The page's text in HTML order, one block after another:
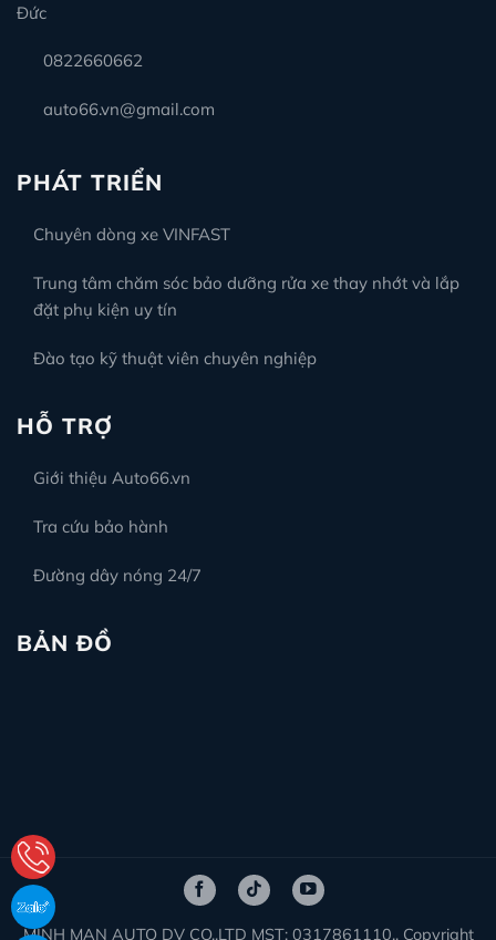
Đức
0822660662
auto66.vn@gmail.com
PHÁT TRIỂN
Chuyên dòng xe VINFAST
Trung tâm chăm sóc bảo dưỡng rửa xe thay nhớt và lắp
đặt phụ kiện uy tín
Đào tạo kỹ thuật viên chuyên nghiệp
HỖ TRỢ
Giới thiệu Auto66.vn
Tra cứu bảo hành
Đường dây nóng 24/7
BẢN ĐỒ
MINH MAN AUTO DV CO.,LTD MST: 0317861110., Copyright